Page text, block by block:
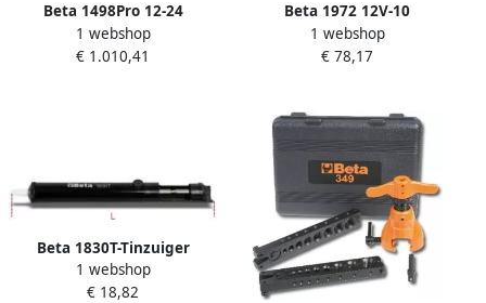
Beta 1498Pro 12-24
Draagbare Startbooster 12-
24V 014980824
1 webshop
€ 1.010,41
Beta 1972 12V-10
Ultracompacte
Boormachine 019720113
1 webshop
€ 78,17
Beta 1830T-Tinzuiger
018300021
1 webshop
€ 18,82